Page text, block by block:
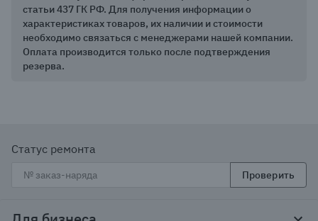
статьи 437 ГК РФ. Для получения информации о
характеристиках товаров, их наличии и стоимости
необходимо связаться с менеджерами нашей компании.
Оплата производится только после подтверждения
резерва.
Статус ремонта
Проверить